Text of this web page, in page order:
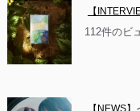
【
112件のビ
【NEWS